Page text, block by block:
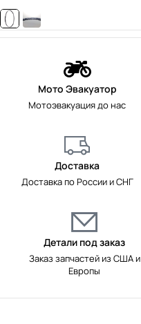
Мото Эвакуатор
Мотоэвакуация до нас
Доставка
Доставка по России и СНГ
Детали под заказ
Заказ запчастей из США и
Европы